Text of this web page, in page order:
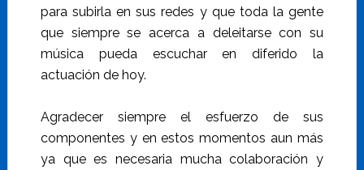
para subirla en sus redes y que toda la gente
que siempre se acerca a deleitarse con su
música pueda escuchar en diferido la
actuación de hoy.
Agradecer siempre el esfuerzo de sus
componentes y en estos momentos aun más
ya que es necesaria mucha colaboración y